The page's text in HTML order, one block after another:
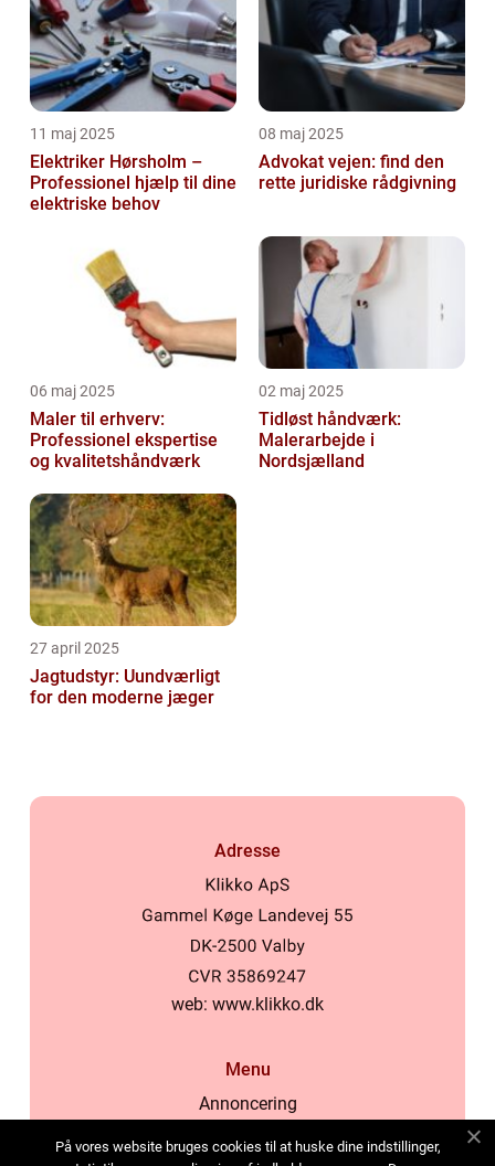
11 maj 2025
Elektriker Hørsholm –
Professionel hjælp til dine
elektriske behov
08 maj 2025
Advokat vejen: find den
rette juridiske rådgivning
06 maj 2025
Maler til erhverv:
Professionel ekspertise
og kvalitetshåndværk
02 maj 2025
Tidløst håndværk:
Malerarbejde i
Nordsjælland
27 april 2025
Jagtudstyr: Uundværligt
for den moderne jæger
Adresse
web: www.klikko.dk
Menu
Annoncering
På vores website bruges cookies til at huske dine indstillinger,